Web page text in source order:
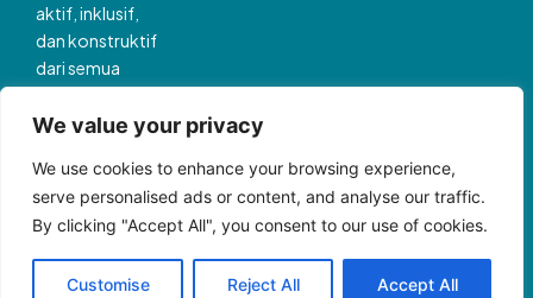
We value your privacy
We use cookies to enhance your browsing experience,
serve personalised ads or content, and analyse our traffic.
By clicking "Accept All", you consent to our use of cookies.
Customise Reject All Accept All
aktif, inklusif,
dan konstruktif
dari semua
akan
pada dunia
yang lebih
berkemanusiaan
dan adil.